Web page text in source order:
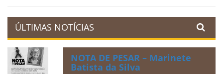
ÚLTIMAS NOTÍCIAS
NOTA DE PESAR – Marinete
Batista da Silva